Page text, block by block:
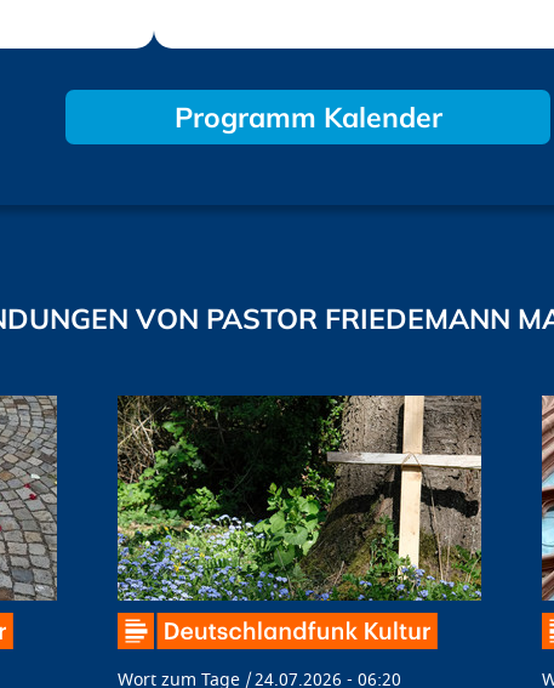
Programm Kalender
VON PASTOR FRIEDEMANN
Wort zum Tage 24.07.2026 - 06:20